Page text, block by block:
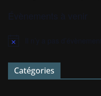
N
t
c
Catégories